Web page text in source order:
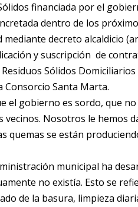
financiada por el
dentro de los
decreto alcaldicio
y suscripción de
Sólidos
Consorcio Santa Marta.
el gobierno es sordo, que
vecinos. Nosotros le hemos
quemas se están
municipal ha
no existía. Esto se
de la basura, limpieza